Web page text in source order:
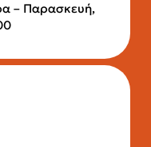
– Παρασκευή,